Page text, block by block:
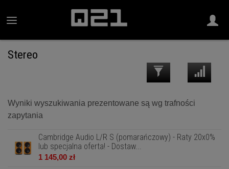
Stereo
Wyniki wyszukiwania prezentowane są wg trafności
zapytania
Cambridge Audio L/R S (pomarańczowy) - Raty 20x0%
lub specjalna oferta! - Dostaw...
1 145,00 zł